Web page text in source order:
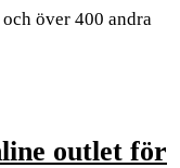
över 400 andra
outlet för